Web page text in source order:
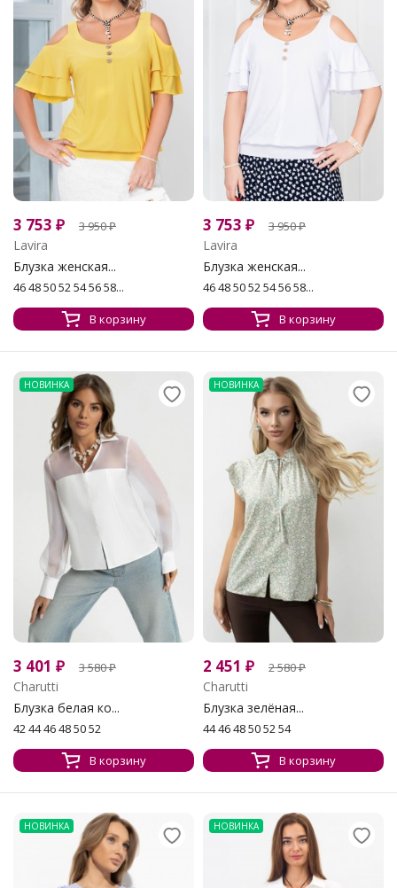
3 753 ₽ 3 950₽
Lavira
Блузка женская...
46 48 50 52 54 56 58...
В корзину
3 753 ₽ 3 950₽
Lavira
Блузка женская...
46 48 50 52 54 56 58...
В корзину
НОВИНКА
3 401 ₽ 3 580₽
Charutti
Блузка белая ко...
42 44 46 48 50 52
В корзину
НОВИНКА
2 451 ₽ 2 580₽
Charutti
Блузка зелёная...
44 46 48 50 52 54
В корзину
НОВИНКА НОВИНКА